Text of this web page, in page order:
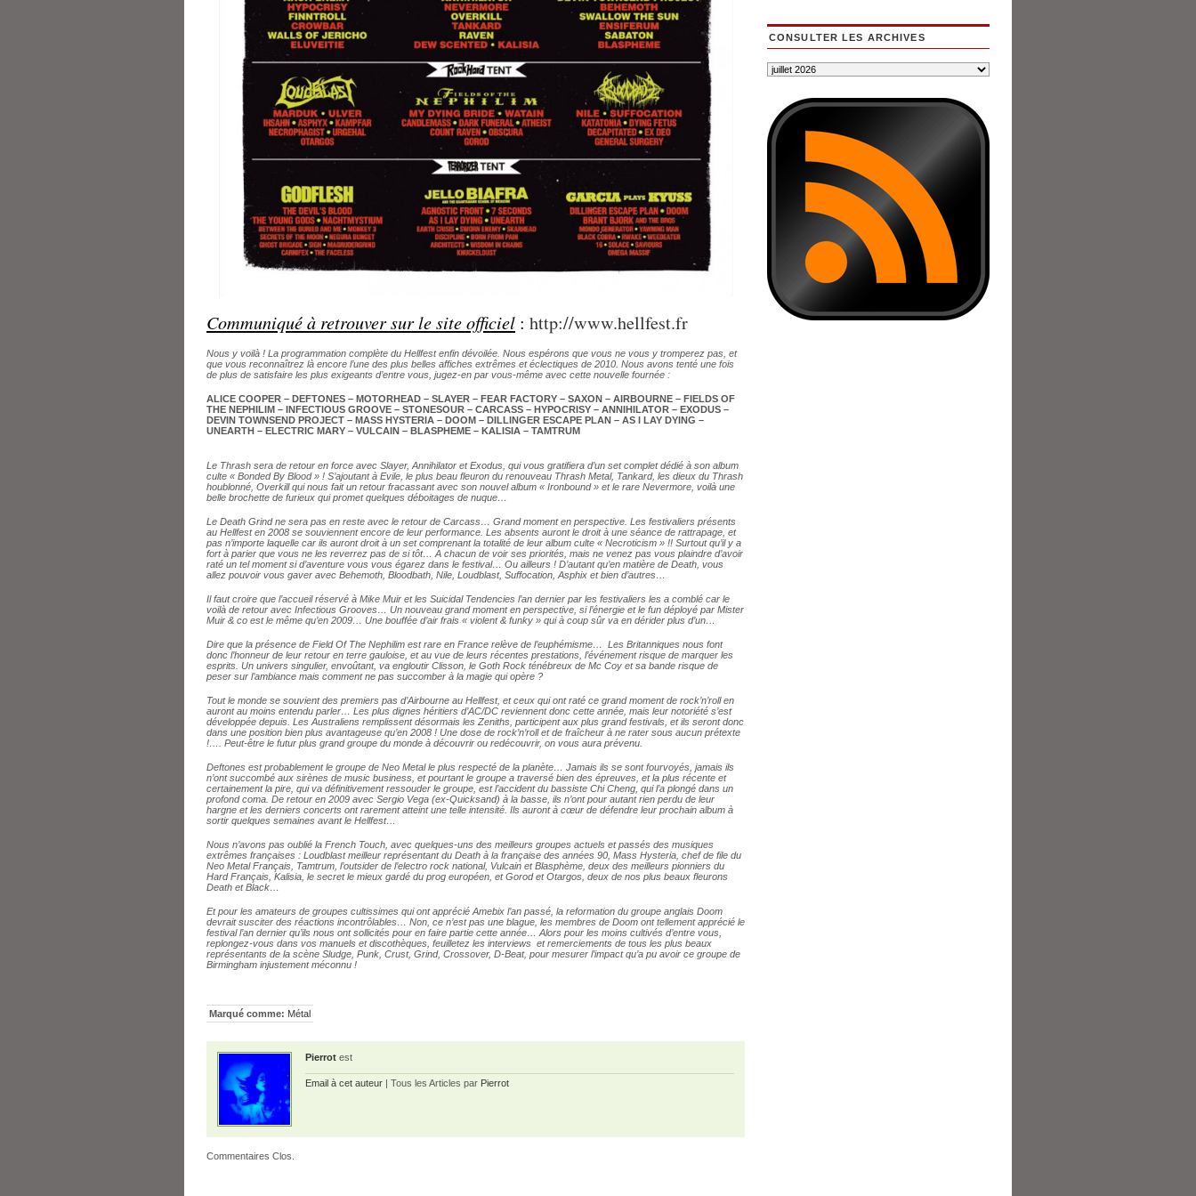
Communiqué à retrouver sur le site officiel : http://www.hellfest.fr
Nous y voilà ! La programmation complète du Hellfest enfin dévoilée. Nous espérons que vous ne vous y tromperez pas, et
que vous reconnaîtrez là encore l’une des plus belles affiches extrêmes et éclectiques de 2010. Nous avons tenté une fois
de plus de satisfaire les plus exigeants d’entre vous, jugez-en par vous-même avec cette nouvelle fournée :
ALICE COOPER – DEFTONES – MOTORHEAD – SLAYER – FEAR FACTORY – SAXON – AIRBOURNE – FIELDS OF
THE NEPHILIM – INFECTIOUS GROOVE – STONESOUR – CARCASS – HYPOCRISY – ANNIHILATOR – EXODUS –
DEVIN TOWNSEND PROJECT – MASS HYSTERIA – DOOM – DILLINGER ESCAPE PLAN – AS I LAY DYING –
UNEARTH – ELECTRIC MARY – VULCAIN – BLASPHEME – KALISIA – TAMTRUM
Le Thrash sera de retour en force avec Slayer, Annihilator et Exodus, qui vous gratifiera d’un set complet dédié à son album
culte « Bonded By Blood » ! S’ajoutant à Evile, le plus beau fleuron du renouveau Thrash Metal, Tankard, les dieux du Thrash
houblonné, Overkill qui nous fait un retour fracassant avec son nouvel album « Ironbound » et le rare Nevermore, voilà une
belle brochette de furieux qui promet quelques déboitages de nuque…
Le Death Grind ne sera pas en reste avec le retour de Carcass… Grand moment en perspective. Les festivaliers présents
au Hellfest en 2008 se souviennent encore de leur performance. Les absents auront le droit à une séance de rattrapage, et
pas n’importe laquelle car ils auront droit à un set comprenant la totalité de leur album culte « Necroticism » !! Surtout qu’il y a
fort à parier que vous ne les reverrez pas de si tôt… A chacun de voir ses priorités, mais ne venez pas vous plaindre d’avoir
raté un tel moment si d’aventure vous vous égarez dans le festival… Ou ailleurs ! D’autant qu’en matière de Death, vous
allez pouvoir vous gaver avec Behemoth, Bloodbath, Nile, Loudblast, Suffocation, Asphix et bien d’autres…
Il faut croire que l’accueil réservé à Mike Muir et les Suicidal Tendencies l’an dernier par les festivaliers les a comblé car le
voilà de retour avec Infectious Grooves… Un nouveau grand moment en perspective, si l’énergie et le fun déployé par Mister
Muir & co est le même qu’en 2009… Une bouffée d’air frais « violent & funky » qui à coup sûr va en dérider plus d’un…
Dire que la présence de Field Of The Nephilim est rare en France relève de l’euphémisme… Les Britanniques nous font
donc l’honneur de leur retour en terre gauloise, et au vue de leurs récentes prestations, l’événement risque de marquer les
esprits. Un univers singulier, envoûtant, va engloutir Clisson, le Goth Rock ténébreux de Mc Coy et sa bande risque de
peser sur l’ambiance mais comment ne pas succomber à la magie qui opère ?
Tout le monde se souvient des premiers pas d’Airbourne au Hellfest, et ceux qui ont raté ce grand moment de rock’n’roll en
auront au moins entendu parler… Les plus dignes héritiers d’AC/DC reviennent donc cette année, mais leur notoriété s’est
développée depuis. Les Australiens remplissent désormais les Zeniths, participent aux plus grand festivals, et ils seront donc
dans une position bien plus avantageuse qu’en 2008 ! Une dose de rock’n’roll et de fraîcheur à ne rater sous aucun prétexte
!…. Peut-être le futur plus grand groupe du monde à découvrir ou redécouvrir, on vous aura prévenu.
Deftones est probablement le groupe de Neo Metal le plus respecté de la planète… Jamais ils se sont fourvoyés, jamais ils
n’ont succombé aux sirènes de music business, et pourtant le groupe a traversé bien des épreuves, et la plus récente et
certainement la pire, qui va définitivement ressouder le groupe, est l’accident du bassiste Chi Cheng, qui l’a plongé dans un
profond coma. De retour en 2009 avec Sergio Vega (ex-Quicksand) à la basse, ils n’ont pour autant rien perdu de leur
hargne et les derniers concerts ont rarement atteint une telle intensité. Ils auront à cœur de défendre leur prochain album à
sortir quelques semaines avant le Hellfest…
Nous n’avons pas oublié la French Touch, avec quelques-uns des meilleurs groupes actuels et passés des musiques
extrêmes françaises : Loudblast meilleur représentant du Death à la française des années 90, Mass Hysteria, chef de file du
Neo Metal Français, Tamtrum, l’outsider de l’electro rock national, Vulcain et Blasphème, deux des meilleurs pionniers du
Hard Français, Kalisia, le secret le mieux gardé du prog européen, et Gorod et Otargos, deux de nos plus beaux fleurons
Death et Black…
Et pour les amateurs de groupes cultissimes qui ont apprécié Amebix l’an passé, la reformation du groupe anglais Doom
devrait susciter des réactions incontrôlables… Non, ce n’est pas une blague, les membres de Doom ont tellement apprécié le
festival l’an dernier qu’ils nous ont sollicités pour en faire partie cette année… Alors pour les moins cultivés d’entre vous,
replongez-vous dans vos manuels et discothèques, feuilletez les interviews et remerciements de tous les plus beaux
représentants de la scène Sludge, Punk, Crust, Grind, Crossover, D-Beat, pour mesurer l’impact qu’a pu avoir ce groupe de
Birmingham injustement méconnu !
Marqué comme: Métal
Pierrot est
Email à cet auteur | Tous les Articles par Pierrot
Commentaires Clos.
CONSULTER LES ARCHIVES